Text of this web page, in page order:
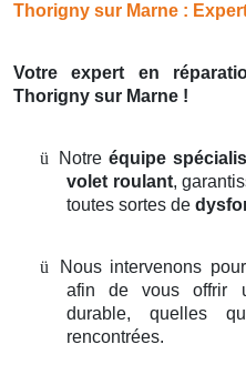
Thorigny sur Marne :
Votre expert en
Thorigny sur Marne !
ü Notre équipe
volet roulant,
toutes sortes de
ü Nous intervenons
afin de vous offrir
durable, quelles
rencontrées.